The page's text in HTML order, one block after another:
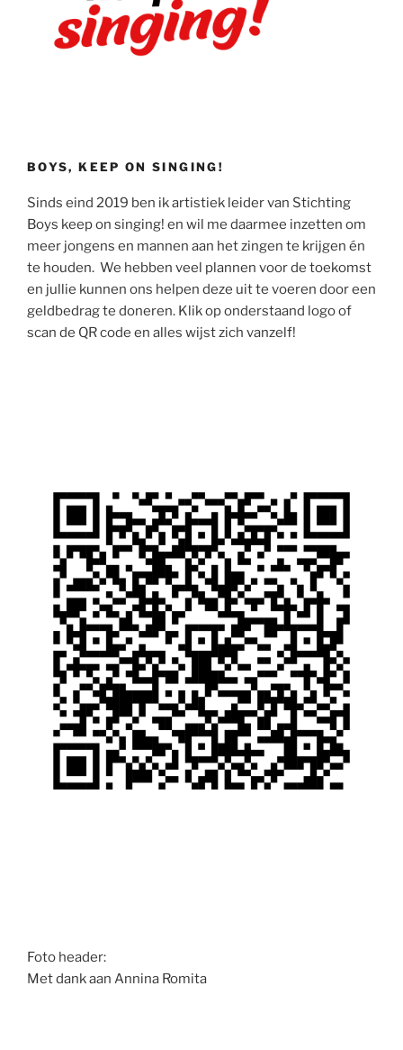
BOYS, KEEP ON SINGING!
Sinds eind 2019 ben ik artistiek leider van Stichting
Boys keep on singing! en wil me daarmee inzetten om
meer jongens en mannen aan het zingen te krijgen én
te houden. We hebben veel plannen voor de toekomst
en jullie kunnen ons helpen deze uit te voeren door een
geldbedrag te doneren. Klik op onderstaand logo of
scan de QR code en alles wijst zich vanzelf!
Foto header:
Met dank aan Annina Romita